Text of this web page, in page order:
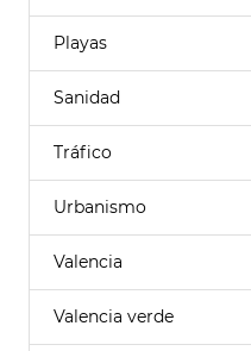
Playas
Sanidad
Tráfico
Urbanismo
Valencia
Valencia verde